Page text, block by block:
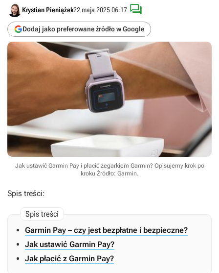
Krystian Pieniążek22 maja 2025 06:17
Dodaj jako preferowane źródło w Google

Jak ustawić Garmin Pay i płacić zegarkiem Garmin? Opisujemy krok po
kroku Źródło: Garmin.
Spis treści:
Garmin Pay – czy jest bezpłatne i bezpieczne?
Jak ustawić Garmin Pay?
Jak płacić z Garmin Pay?